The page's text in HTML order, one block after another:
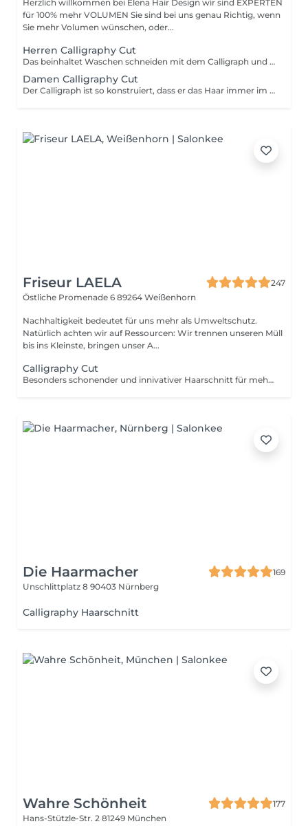
Herzlich willkommen bei Elena Hair Design wir sind EXPERTEN
für 100% mehr VOLUMEN Sie sind bei uns genau Richtig, wenn
Sie mehr Volumen wünschen, oder...
Herren Calligraphy Cut
Das beinhaltet Waschen schneiden mit dem Calligraph und Föhnen
Damen Calligraphy Cut
Der Calligraph ist so konstruiert, dass er das Haar immer im perfekten Winkel von 21 Grad schneidet. Durch die so erreichte Vergrößerung des Haarspitzenquerschnittes, erhält Dein Haar mehr Fülle, Leichtigkeit und Volumen. Im Abo könnt Ihr diese Dienstleistung gerne Testen. Sollte die Dienstleistung nicht zu Euren Anforderungen passen, beraten wir Euch natürlich gerne mit einer klassischen Schnitttechnik.
Friseur LAELA
247
Östliche Promenade 6 89264 Weißenhorn
Nachhaltigkeit bedeutet für uns mehr als Umweltschutz.
Natürlich achten wir auf Ressourcen: Wir trennen unseren Müll
bis ins Kleinste, bringen unser A...
Calligraphy Cut
Besonders schonender und innivativer Haarschnitt für mehr Fülle, Struktur und Bewegung und weniger Spliss, inklusive Wellnesshaarwäsche, Föhnen und Styling
Die Haarmacher
169
Unschlittplatz 8 90403 Nürnberg
Calligraphy Haarschnitt
Wahre Schönheit
177
Hans-Stützle-Str. 2 81249 München